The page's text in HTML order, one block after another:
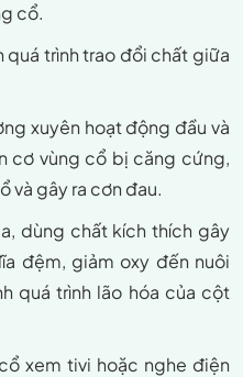
cổ.
trình trao đổi chất giữa
xuyên hoạt động đầu và
cơ vùng cổ bị căng cứng,
và gây ra cơn đau.
dùng chất kích thích gây
đệm, giảm oxy đến nuôi
quá trình lão hóa của cột
xem tivi hoặc nghe điện